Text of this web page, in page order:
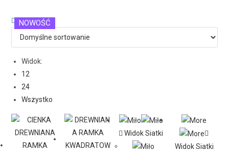
Widok:
12
24
Wszystko
NOWOŚĆ
NOWOŚĆ
Widok Siatki
Widok Siatki
NOWOŚĆ